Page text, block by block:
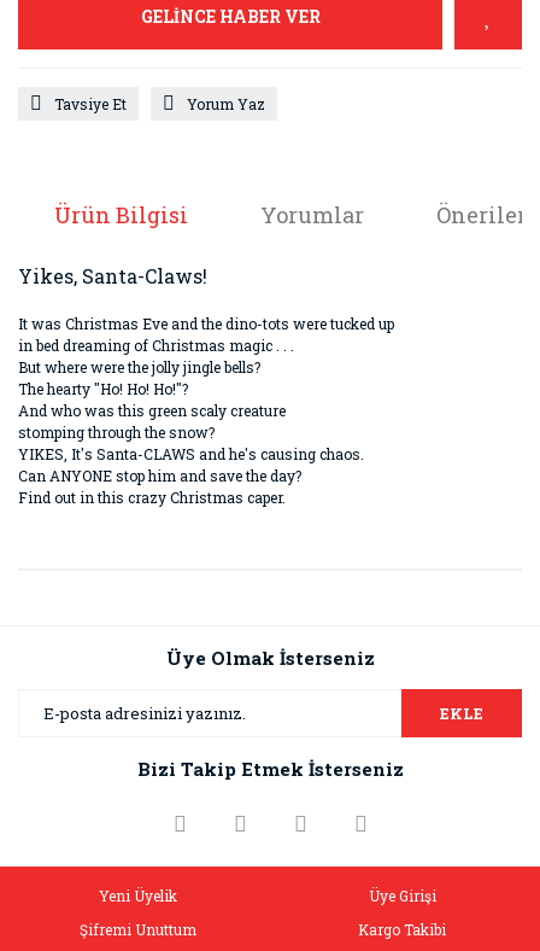
GELİNCE HABER VER
Tavsiye Et Yorum Yaz
Ürün Bilgisi Yorumlar
Yikes, Santa-Claws!
It was Christmas Eve and the dino-tots were tucked up
in bed dreaming of Christmas magic . . .
But where were the jolly jingle bells?
The hearty "Ho! Ho! Ho!"?
And who was this green scaly creature
stomping through the snow?
YIKES, It's Santa-CLAWS and he's causing chaos.
Can ANYONE stop him and save the day?
Find out in this crazy Christmas caper.
Görüş ve önerileriniz için teşekkür ederiz.
Ürün resmi kalitesiz, bozuk veya görüntülenemiyor.
Ürün bilgilerinde hatalar bulunuyor.
Üye Olmak İsterseniz
EKLE
Bizi Takip Etmek İsterseniz
Yeni Üyelik
Üye Girişi
Şifremi Unuttum
Kargo Takibi